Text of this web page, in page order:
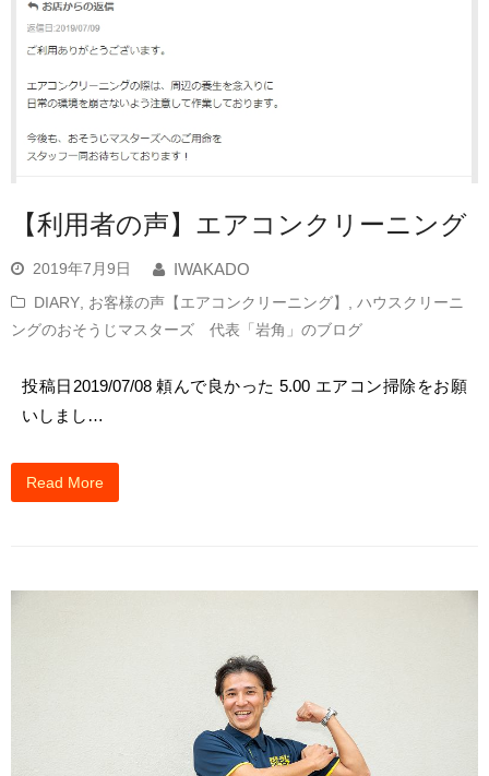
【利用者の声】エアコンクリーニング
2019年7月9日
IWAKADO
DIARY お客様の声【エアコンクリーニング】
ハウスクリーニ
ングのおそうじマスターズ 代表「岩角」のブログ
投稿日2019/07/08 頼んで良かった 5.00 エアコン掃除をお願
いしまし…
Read More